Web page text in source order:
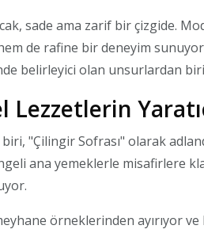
sade ama zarif bir çizgide.
de rafine bir deneyim
belirleyici olan unsurlardan
Lezzetlerin
"Çilingir Sofrası" olarak
ana yemeklerle misafirlere
örneklerinden ayırıyor